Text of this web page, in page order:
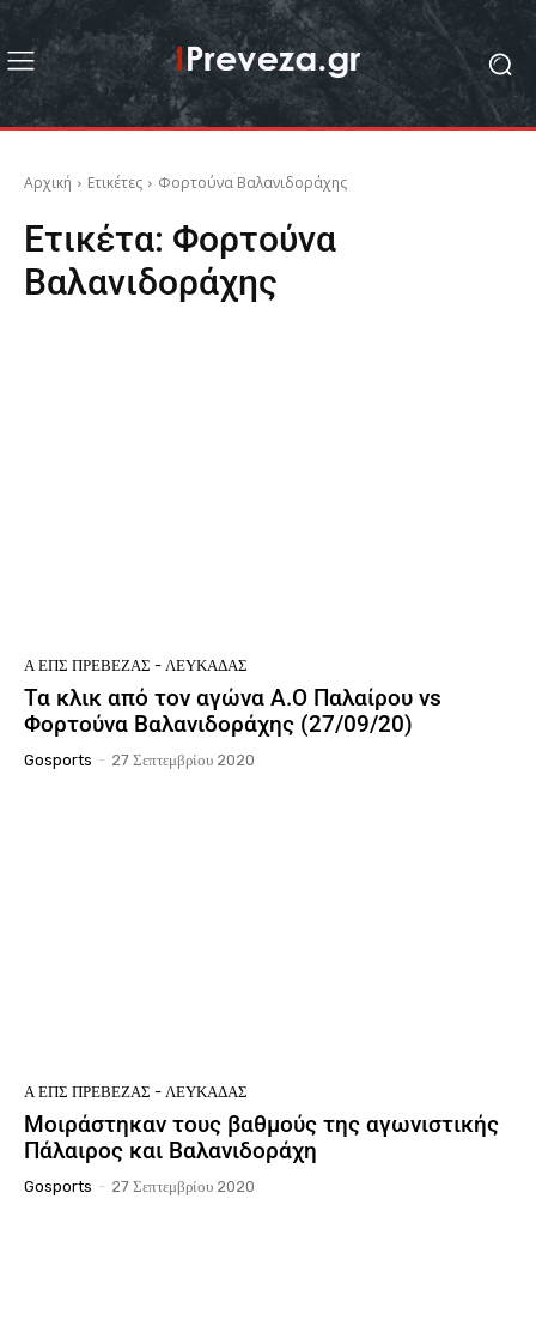
Αρχική Ετικέτες Φορτούνα Βαλανιδοράχης
Ετικέτα: Φορτούνα
Βαλανιδοράχης
Ά ΕΠΣ ΠΡΈΒΕΖΑΣ - ΛΕΥΚΆΔΑΣ
Τα κλικ από τον αγώνα Α.Ο Παλαίρου vs
Φορτούνα Βαλανιδοράχης (27/09/20)
Gosports - 27 Σεπτεμβρίου 2020
Ά ΕΠΣ ΠΡΈΒΕΖΑΣ - ΛΕΥΚΆΔΑΣ
Μοιράστηκαν τους βαθμούς της αγωνιστικής
Πάλαιρος και Βαλανιδοράχη
Gosports - 27 Σεπτεμβρίου 2020